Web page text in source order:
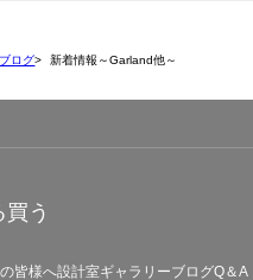
ブログ 新着情報～Garland他～
買う
皆様へ設計室ギャラリーブログQ＆A